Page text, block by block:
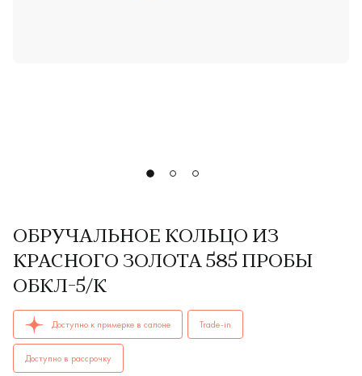
ОБРУЧАЛЬНОЕ КОЛЬЦО ИЗ
КРАСНОГО ЗОЛОТА 585 ПРОБЫ
ОБКЛ-5/К
ОБРУЧАЛЬНЫЕ КОЛЬЦА женские, мужские, парные ОБКЛ-
Доступно к примерке в салоне Trade-in
Доступно в рассрочку